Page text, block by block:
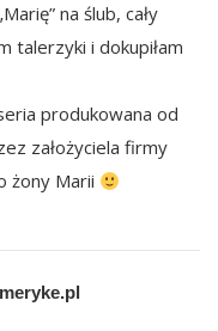
na ślub, cały
talerzyki i dokupiłam
produkowana od
założyciela firmy
żony Marii